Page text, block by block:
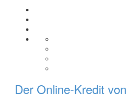
Der Online-Kredit